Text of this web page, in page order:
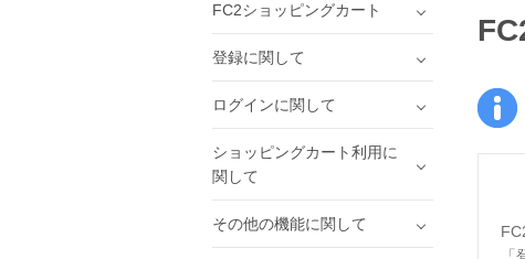
FC2ショッピングカート
登録に関して
ログインに関して
ショッピングカート利用に
関して
その他の機能に関して